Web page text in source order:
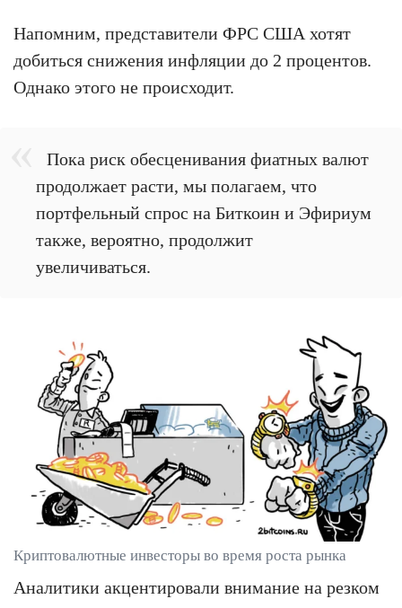
Напомним, представители ФРС США хотят
добиться снижения инфляции до 2 процентов.
Однако этого не происходит.
Пока риск обесценивания фиатных валют
продолжает расти, мы полагаем, что
портфельный спрос на Биткоин и Эфириум
также, вероятно, продолжит
увеличиваться.
Криптовалютные инвесторы во время роста рынка
Аналитики акцентировали внимание на резком